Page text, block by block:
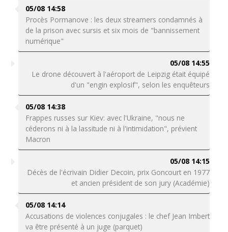
05/08 14:58
Procès Pormanove : les deux streamers condamnés à
de la prison avec sursis et six mois de "bannissement
numérique"
05/08 14:55
Le drone découvert à l'aéroport de Leipzig était équipé
d'un "engin explosif", selon les enquêteurs
05/08 14:38
Frappes russes sur Kiev: avec l'Ukraine, "nous ne
céderons ni à la lassitude ni à l'intimidation", prévient
Macron
05/08 14:15
Décès de l'écrivain Didier Decoin, prix Goncourt en 1977
et ancien président de son jury (Académie)
05/08 14:14
Accusations de violences conjugales : le chef Jean Imbert
va être présenté à un juge (parquet)